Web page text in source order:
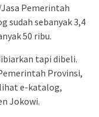
Pemerintah
sudah sebanyak 3,4
50 ribu.
tapi dibeli.
Provinsi,
e-katalog,
Jokowi.